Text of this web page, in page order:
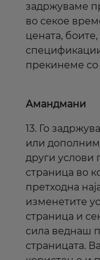
задржуваме
во секое
цената,
прекинеме
Амандмани
13. Го
или
други услови
страница во
претходна
изменетите
страница и
сила веднаш
страницата.